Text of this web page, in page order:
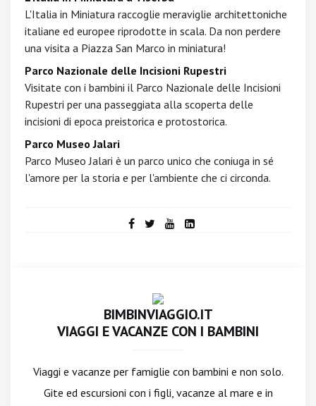
L'Italia in Miniatura raccoglie meraviglie architettoniche
italiane ed europee riprodotte in scala. Da non perdere
una visita a Piazza San Marco in miniatura!
Parco Nazionale delle Incisioni Rupestri
Visitate con i bambini il Parco Nazionale delle Incisioni
Rupestri per una passeggiata alla scoperta delle
incisioni di epoca preistorica e protostorica.
Parco Museo Jalari
Parco Museo Jalari è un parco unico che coniuga in sé
l'amore per la storia e per l'ambiente che ci circonda.
BIMBINVIAGGIO.IT
VIAGGI E VACANZE CON I BAMBINI
Viaggi e vacanze per famiglie con bambini e non solo.
Gite ed escursioni con i figli, vacanze al mare e in